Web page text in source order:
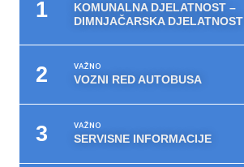
KOMUNALNA DJELATNOST –
DIMNJAČARSKA DJELATNOST
VAŽNO
VOZNI RED AUTOBUSA
VAŽNO
SERVISNE INFORMACIJE